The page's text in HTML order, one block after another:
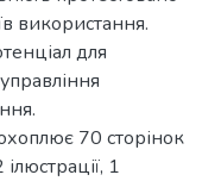
використання.
для
70 сторінок
1